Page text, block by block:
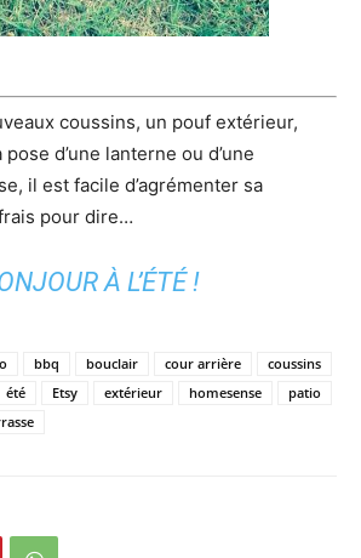
coussins, un pouf extérieur,
pose d’une lanterne ou d’une
il est facile d’agrémenter sa
pour dire…
À L’ÉTÉ !
bbq bouclair cour arrière
coussins
été Etsy extérieur homesense
patio